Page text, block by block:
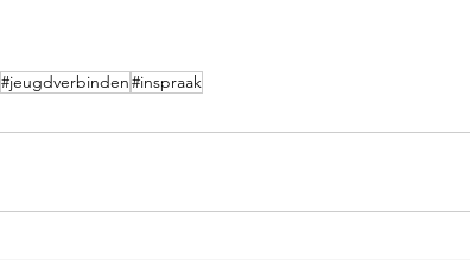
#jeugdverbinden#inspraak